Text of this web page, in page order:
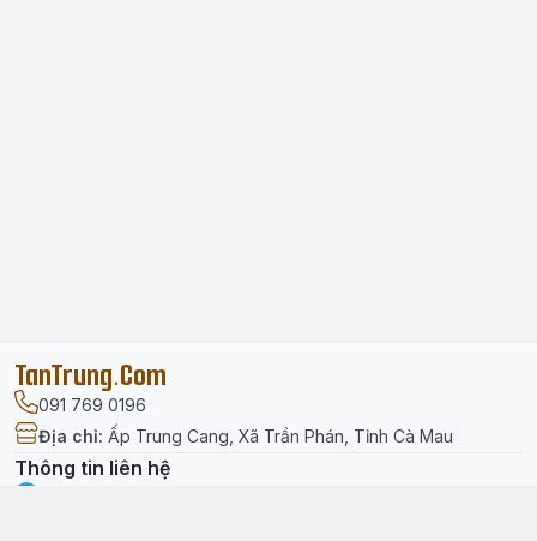
TanTrung.Com
091 769 0196
Địa chỉ: Ấp Trung Cang, Xã Trần Phán, Tỉnh Cà Mau
Thông tin liên hệ